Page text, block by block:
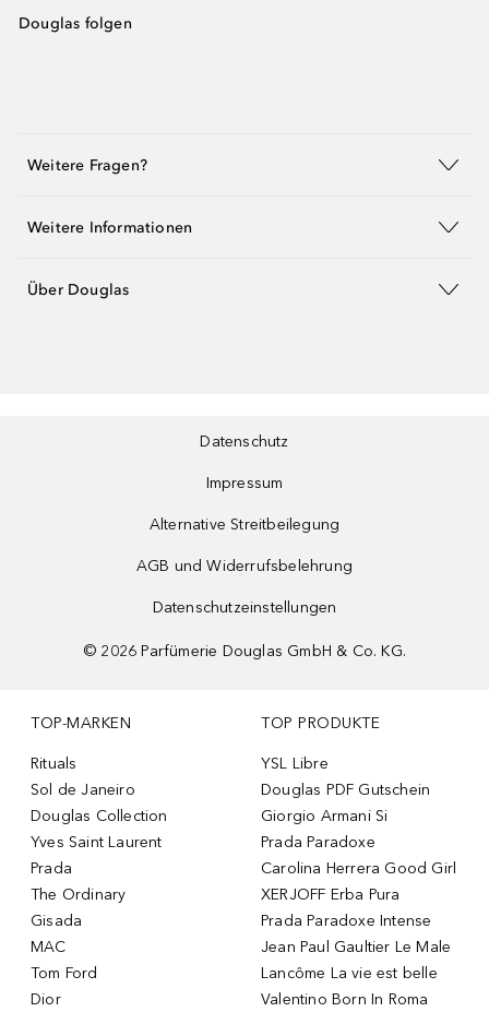
Douglas folgen
Weitere Fragen?
Weitere Informationen
Über Douglas
Datenschutz
Impressum
Alternative Streitbeilegung
AGB und Widerrufsbelehrung
Datenschutzeinstellungen
© 2026 Parfümerie Douglas GmbH & Co. KG.
TOP-MARKEN
Rituals
Sol de Janeiro
Douglas Collection
Yves Saint Laurent
Prada
The Ordinary
Gisada
MAC
Tom Ford
Dior
TOP PRODUKTE
YSL Libre
Douglas PDF Gutschein
Giorgio Armani Si
Prada Paradoxe
Carolina Herrera Good Girl
XERJOFF Erba Pura
Prada Paradoxe Intense
Jean Paul Gaultier Le Male
Lancôme La vie est belle
Valentino Born In Roma